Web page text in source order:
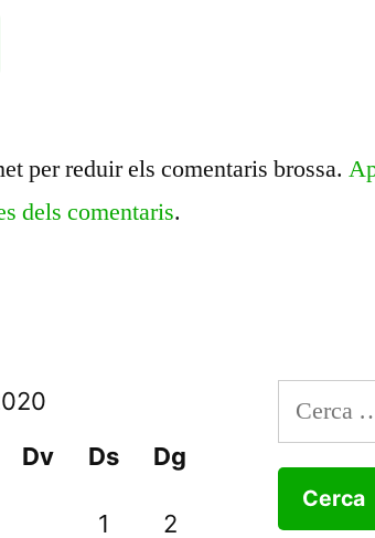
per reduir els comentaris brossa.
dels comentaris.
Dv Ds Dg
1 2
Cerca: